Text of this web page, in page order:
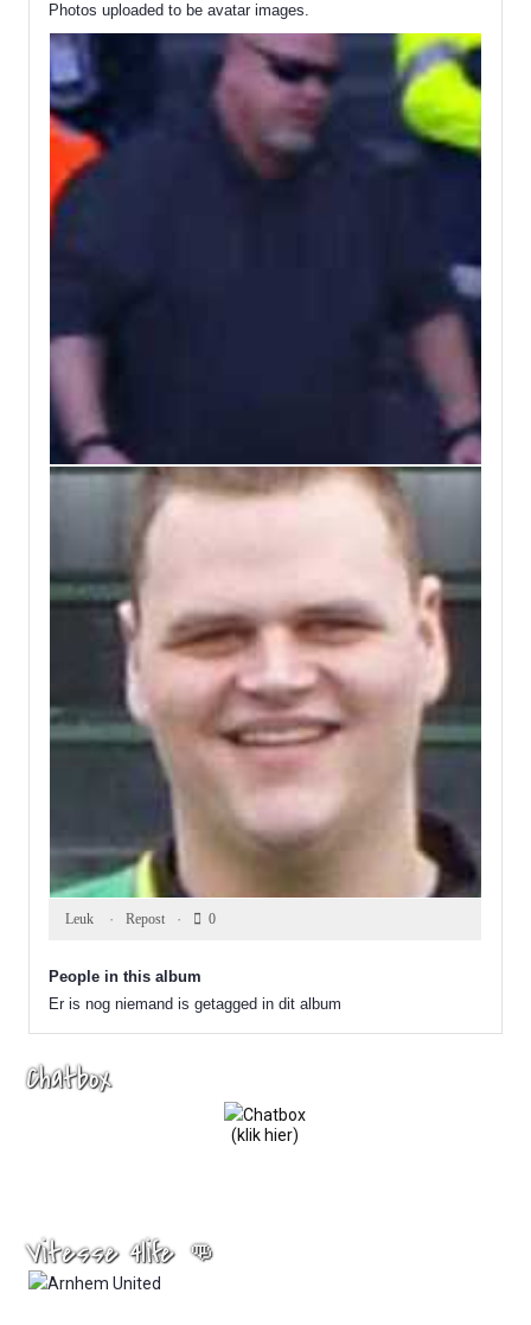
Photos uploaded to be avatar images.
0
Leuk ️ Repost 0
People in this album
Er is nog niemand is getagged in dit album
Chatbox
(klik hier)
Vitesse 4life 👊